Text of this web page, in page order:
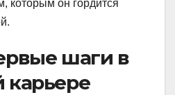
которым он гордится
шаги в
карьере